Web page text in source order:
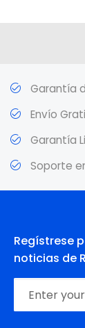
Garantía
Envío
Garantía
Soporte
Regístrese
noticias de